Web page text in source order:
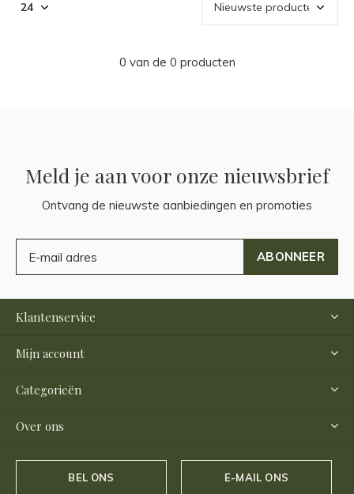
0 van de 0 producten
Meld je aan voor onze nieuwsbrief
Ontvang de nieuwste aanbiedingen en promoties
ABONNEER
Klantenservice
Mijn account
Categorieën
Over ons
BEL ONS E-MAIL ONS